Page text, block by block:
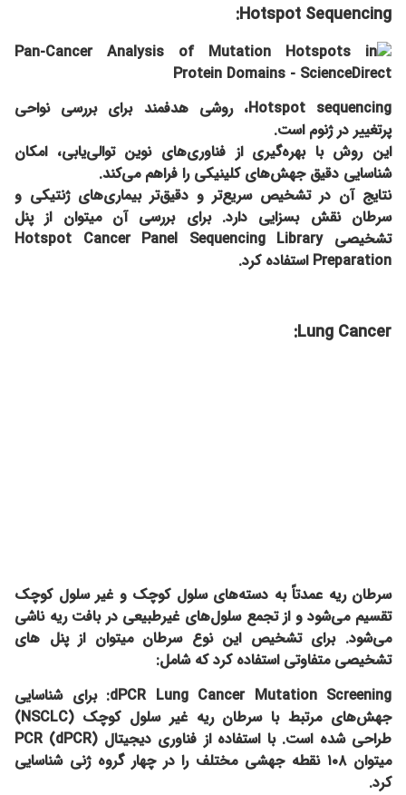
Hotspot Sequencing:
Hotspot sequencing، روشی هدفمند برای بررسی نواحی
پرتغییر در ژنوم است.
این روش با بهره‌گیری از فناوری‌های نوین توالی‌یابی، امکان
شناسایی دقیق جهش‌های کلینیکی را فراهم می‌کند.
نتایج آن در تشخیص سریع‌تر و دقیق‌تر بیماری‌های ژنتیکی و
سرطان نقش بسزایی دارد. برای بررسی آن میتوان از پنل
تشخیصی Hotspot Cancer Panel Sequencing Library
Preparation استفاده کرد.
Lung Cancer:
سرطان ریه عمدتاً به دسته‌های سلول کوچک و غیر سلول کوچک
تقسیم می‌شود و از تجمع سلول‌های غیرطبیعی در بافت ریه ناشی
می‌شود. برای تشخیص این نوع سرطان میتوان از پنل های
تشخیصی متفاوتی استفاده کرد که شامل:
dPCR Lung Cancer Mutation Screening:
برای شناسایی
جهش‌های مرتبط با سرطان ریه غیر سلول کوچک (NSCLC)
طراحی شده است.
با استفاده از فناوری دیجیتال PCR (dPCR)
میتوان ۱۰۸ نقطه جهشی مختلف را در چهار گروه ژنی شناسایی
کرد.